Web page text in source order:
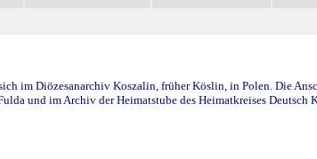
im Diözesanarchiv Koszalin, früher Köslin, in Polen. Die
und im Archiv der Heimatstube des Heimatkreises